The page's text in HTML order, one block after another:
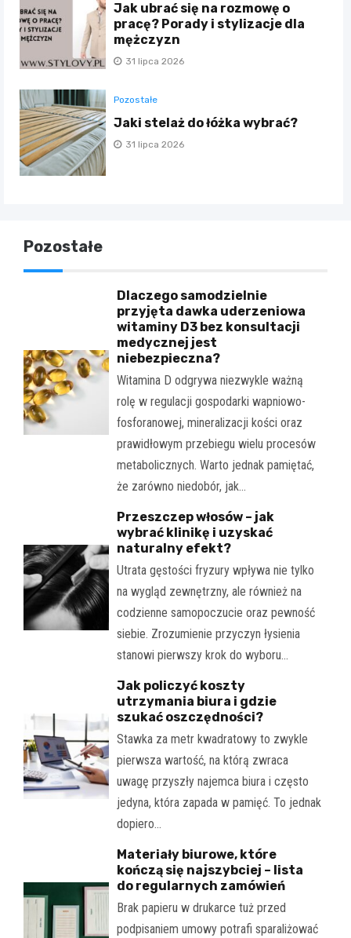
Jak ubrać się na rozmowę o
pracę? Porady i stylizacje dla
mężczyzn
31 lipca 2026
Pozostałe
Jaki stelaż do łóżka wybrać?
31 lipca 2026
Pozostałe
Dlaczego samodzielnie
przyjęta dawka uderzeniowa
witaminy D3 bez konsultacji
medycznej jest
niebezpieczna?
Witamina D odgrywa niezwykle ważną
rolę w regulacji gospodarki wapniowo-
fosforanowej, mineralizacji kości oraz
prawidłowym przebiegu wielu procesów
metabolicznych. Warto jednak pamiętać,
że zarówno niedobór, jak…
Przeszczep włosów – jak
wybrać klinikę i uzyskać
naturalny efekt?
Utrata gęstości fryzury wpływa nie tylko
na wygląd zewnętrzny, ale również na
codzienne samopoczucie oraz pewność
siebie. Zrozumienie przyczyn łysienia
stanowi pierwszy krok do wyboru…
Jak policzyć koszty
utrzymania biura i gdzie
szukać oszczędności?
Stawka za metr kwadratowy to zwykle
pierwsza wartość, na którą zwraca
uwagę przyszły najemca biura i często
jedyna, która zapada w pamięć. To jednak
dopiero…
Materiały biurowe, które
kończą się najszybciej – lista
do regularnych zamówień
Brak papieru w drukarce tuż przed
podpisaniem umowy potrafi sparaliżować